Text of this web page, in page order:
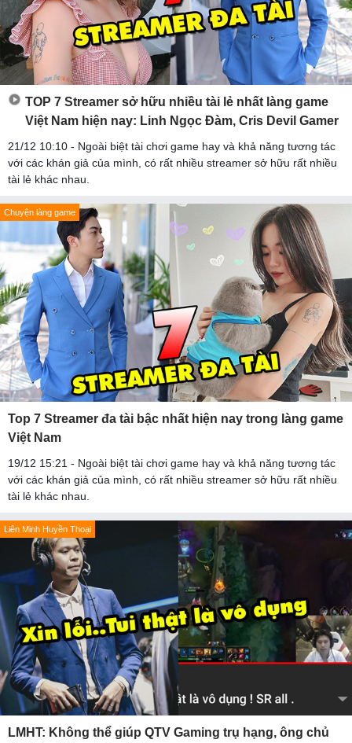
TOP 7 Streamer sở hữu nhiều tài lẻ nhất làng game
Việt Nam hiện nay: Linh Ngọc Đàm, Cris Devil Gamer
21/12 10:10 - Ngoài biệt tài chơi game hay và khả năng tương tác
với các khán giả của mình, có rất nhiều streamer sở hữu rất nhiều
tài lẻ khác nhau.
Chuyện làng game
Top 7 Streamer đa tài bậc nhất hiện nay trong làng game
Việt Nam
19/12 15:21 - Ngoài biệt tài chơi game hay và khả năng tương tác
với các khán giả của mình, có rất nhiều streamer sở hữu rất nhiều
tài lẻ khác nhau.
Liên Minh Huyền Thoại
LMHT: Không thể giúp QTV Gaming trụ hạng, ông chủ